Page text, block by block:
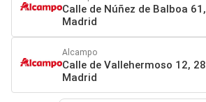
Calle de Núñez de Balboa
Madrid
Alcampo
Calle de Vallehermoso 12,
Madrid